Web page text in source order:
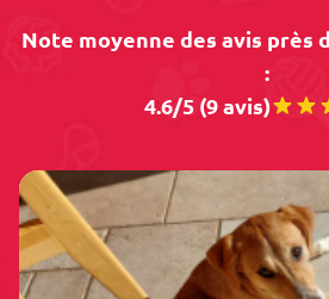
Note moyenne des avis près
:
4.6/5 (9 avis)